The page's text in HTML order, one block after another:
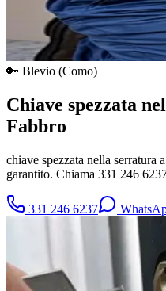
🔑 Blevio (Como)
Chiave spezzata
Fabbro
chiave spezzata nella
garantito. Chiama 331 246
331 246 6237